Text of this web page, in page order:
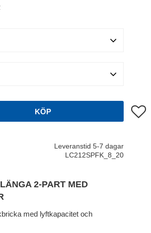
KÖP Lägg
Leveranstid 5-7 dagar
LC212SPFK_8_20
2-PART MED
med lyftkapacitet och